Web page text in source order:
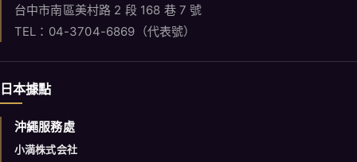
台中市南區美村路 2 段 168 巷 7 號
TEL：04-3704-6869（代表號）
日本據點
沖繩服務處
小満株式会社